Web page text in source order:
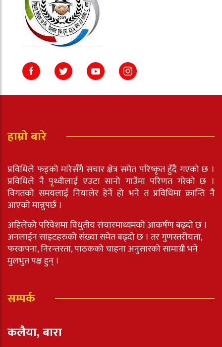
हाम्रो बारे
प्रविधिले फड्को मारेसँगै संचार क्षेत्र समेत परिष्कृत हुँदै गएको छ ।
प्रविधिले नै पृथ्वीलाई एउटा सानो गाउँमा परिणत गरेको छ ।
विगतको समयलाई नियालेर हेर्ने हो भने त प्रविधिमा क्रान्ति नै
आएको मान्नुपर्छ ।
अहिलेको परिवेशमा विधुतीय संचारमाध्यमको आकर्षण बढ्दो छ ।
अनलाईन साइटहरुको संख्या समेत बढ्दो छ । तर गुणस्तरीयता,
फरकपना, निरन्तरता, पाठकको चाहना अनुसारको सामाग्री भने
मुलभुत पक्ष हुन् ।
सम्पर्क
कलैया, बारा